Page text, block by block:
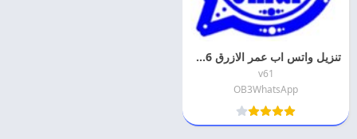
تنزيل واتس اب عمر الازرق 2026 OB3WhatsApp اخر اصدار
v61
OB3WhatsApp